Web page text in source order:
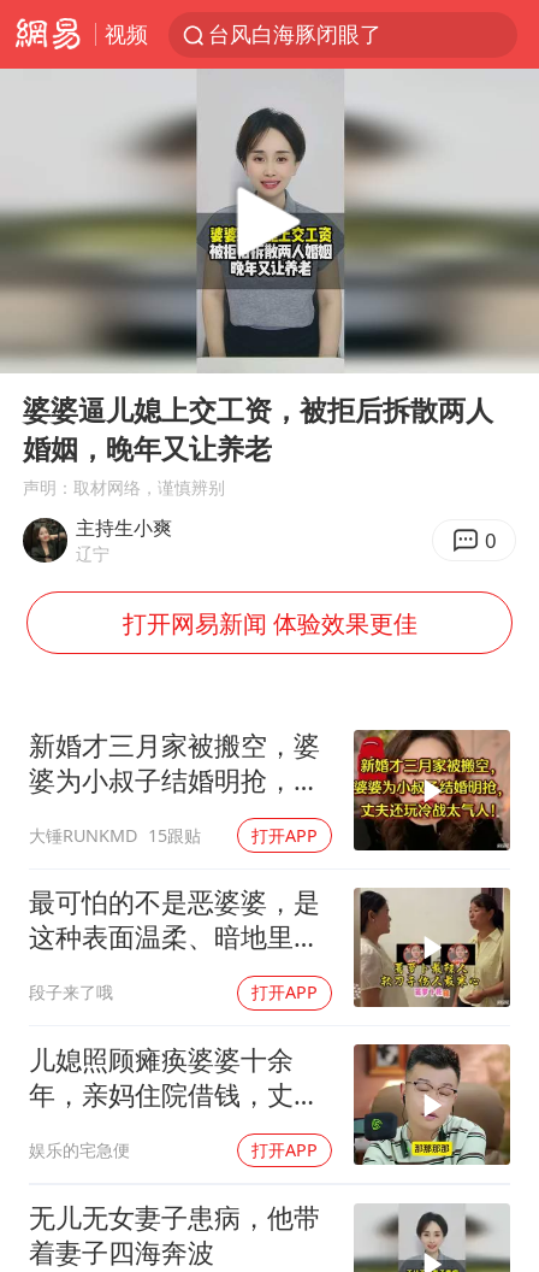
视频
台风白海豚闭眼了
预计“白海豚”明晚将在浙江舟山到福建福鼎一带沿海登陆
用AI造出新病毒意味着什么
美股创4月份以来最大单周涨幅
王虹邓煜的同学获统计学界诺贝尔奖
胡彦斌获《歌手2026》歌王
宇树王兴兴被问了360多个问题
79岁老人被城管撞倒后离世案一审开庭
四川宜宾地震网友称睡觉被摇醒
夯实基础开新局
Play
03:13
婆婆逼儿媳上交工资，被拒后拆散两人
婚姻，晚年又让养老
声明：取材网络，谨慎辨别
主持生小爽
辽宁 0
打开网易新闻 体验效果更佳
新婚才三月家被搬空，婆
婆为小叔子结婚明抢，丈
大锤RUNKMD 15跟贴 打开APP
最可怕的不是恶婆婆，是
这种表面温柔、暗地里处
段子来了哦 打开APP
儿媳照顾瘫痪婆婆十余
年，亲妈住院借钱，丈夫
婆婆转移财产一毛不拔
娱乐的宅急便 打开APP
无儿无女妻子患病，他带
着妻子四海奔波